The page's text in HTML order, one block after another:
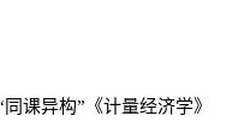
课异构”《计量经济学》